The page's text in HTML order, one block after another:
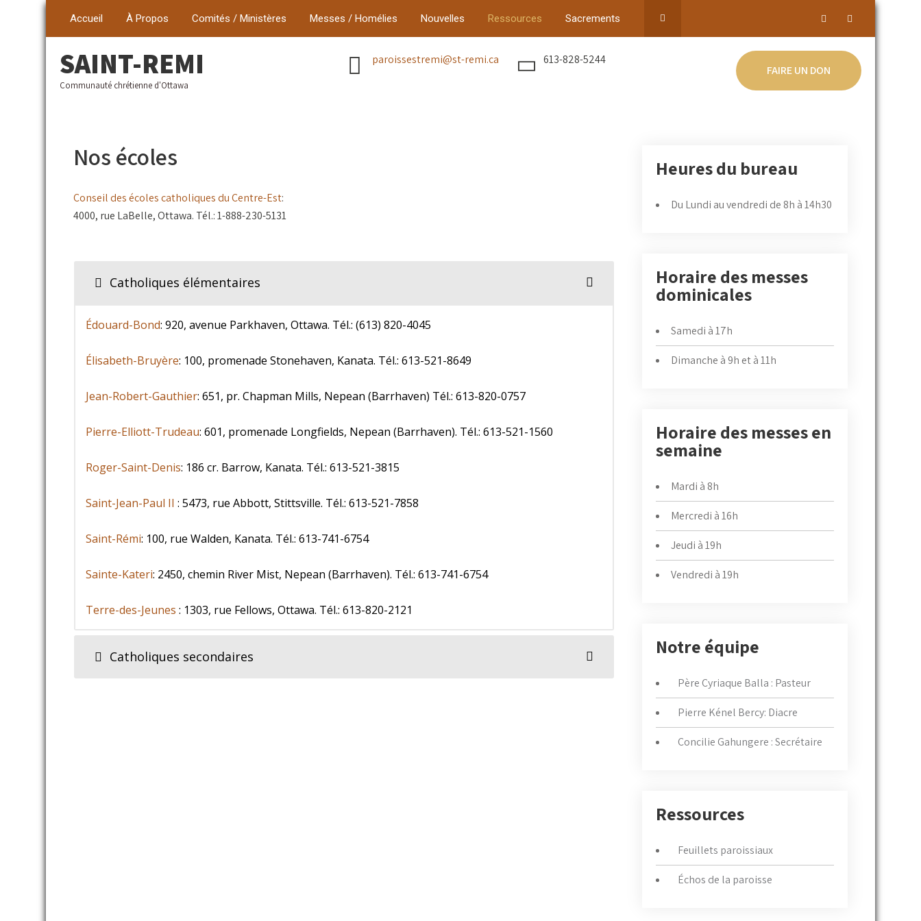
Accueil À Propos Comités / Ministères Messes / Homélies Nouvelles Ressources Sacrements
SAINT-REMI
Communauté chrétienne d'Ottawa
paroissestremi@st-remi.ca 613-828-5244
FAIRE UN DON
Nos écoles
Conseil des écoles catholiques du Centre-Est:
4000, rue LaBelle, Ottawa. Tél.: 1-888-230-5131
Catholiques élémentaires
Édouard-Bond: 920, avenue Parkhaven, Ottawa. Tél.: (613) 820-4045
Élisabeth-Bruyère: 100, promenade Stonehaven, Kanata. Tél.: 613-521-8649
Jean-Robert-Gauthier: 651, pr. Chapman Mills, Nepean (Barrhaven) Tél.: 613-820-0757
Pierre-Elliott-Trudeau: 601, promenade Longfields, Nepean (Barrhaven). Tél.: 613-521-1560
Roger-Saint-Denis: 186 cr. Barrow, Kanata. Tél.: 613-521-3815
Saint-Jean-Paul II : 5473, rue Abbott, Stittsville. Tél.: 613-521-7858
Saint-Rémi: 100, rue Walden, Kanata. Tél.: 613-741-6754
Sainte-Kateri: 2450, chemin River Mist, Nepean (Barrhaven). Tél.: 613-741-6754
Terre-des-Jeunes : 1303, rue Fellows, Ottawa. Tél.: 613-820-2121
Catholiques secondaires
Heures du bureau
Du Lundi au vendredi de 8h à 14h30
Horaire des messes
dominicales
Samedi à 17h
Dimanche à 9h et à 11h
Horaire des messes en
semaine
Mardi à 8h
Mercredi à 16h
Jeudi à 19h
Vendredi à 19h
Notre équipe
Père Cyriaque Balla : Pasteur
Pierre Kénel Bercy: Diacre
Concilie Gahungere : Secrétaire
Ressources
Feuillets paroissiaux
Échos de la paroisse